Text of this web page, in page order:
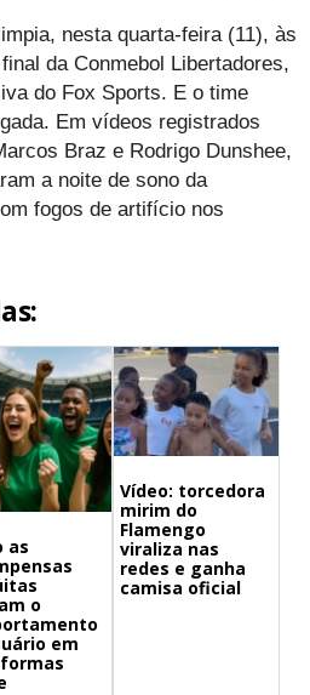
nesta quarta-feira (11), às
da Conmebol Libertadores,
do Fox Sports. E o time
Em vídeos registrados
Braz e Rodrigo Dunshee,
a noite de sono da
fogos de artifício nos
as
o
em
Vídeo: torcedora
mirim do
Flamengo
viraliza nas
redes e ganha
camisa oficial